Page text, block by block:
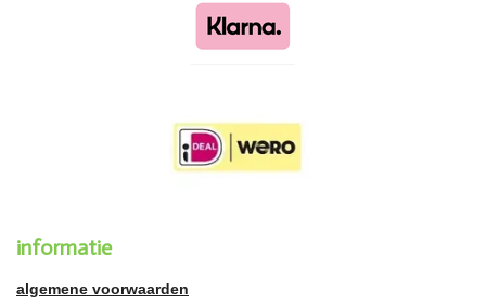
informatie
algemene voorwaarden